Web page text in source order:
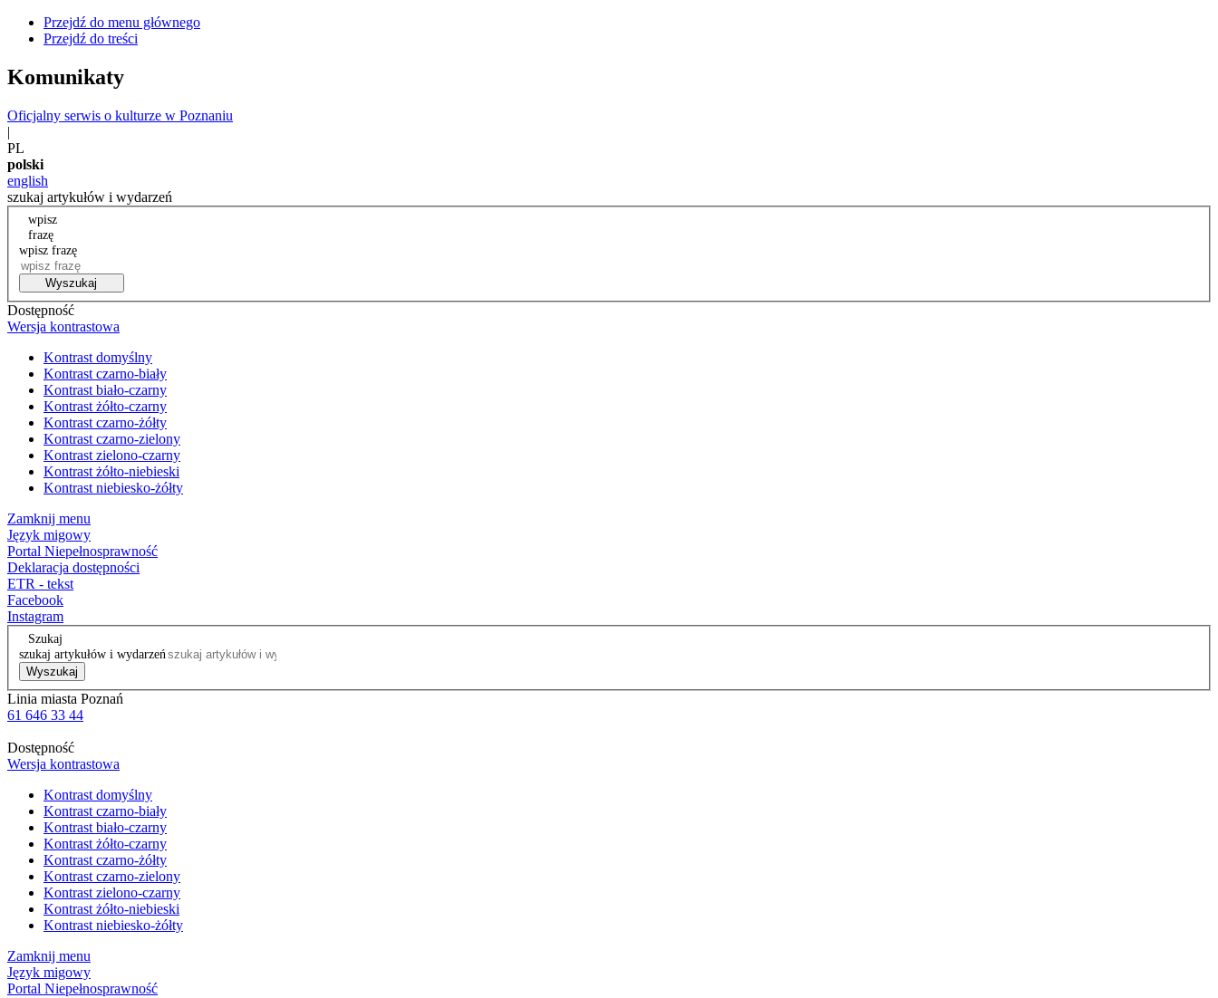
Przejdź do menu głównego
Przejdź do treści
Komunikaty
Oficjalny serwis o kulturze w Poznaniu
|
PL
polski
english
szukaj artykułów i wydarzeń
wpisz
frazę
wpisz frazę
Wyszukaj
Dostępność
Wersja kontrastowa
Kontrast domyślny
Kontrast czarno-biały
Kontrast biało-czarny
Kontrast żółto-czarny
Kontrast czarno-żółty
Kontrast czarno-zielony
Kontrast zielono-czarny
Kontrast żółto-niebieski
Kontrast niebiesko-żółty
Zamknij menu
Język migowy
Portal Niepełnosprawność
Deklaracja dostępności
ETR - tekst
Facebook
Instagram
Szukaj
szukaj artykułów i wydarzeń
Wyszukaj
Linia miasta Poznań
61 646 33 44
Dostępność
Wersja kontrastowa
Kontrast domyślny
Kontrast czarno-biały
Kontrast biało-czarny
Kontrast żółto-czarny
Kontrast czarno-żółty
Kontrast czarno-zielony
Kontrast zielono-czarny
Kontrast żółto-niebieski
Kontrast niebiesko-żółty
Zamknij menu
Język migowy
Portal Niepełnosprawność